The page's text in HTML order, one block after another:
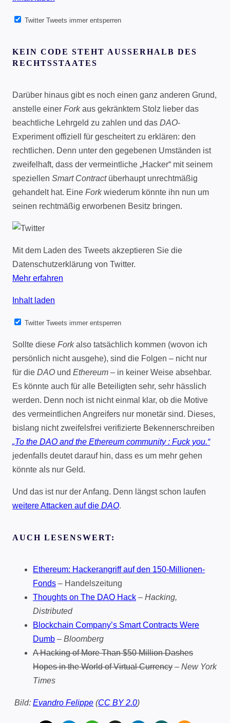
Twitter Tweets immer entsperren
KEIN CODE STEHT AUSSERHALB DES R
ECHTSSTAATES
Darüber hinaus gibt es noch einen ganz anderen Grund,
anstelle einer Forkaus gekränktem Stolz lieber das
beachtliche Lehrgeld zu zahlen und das DAO-
Experiment offiziell für gescheitert zu erklären: den
rechtlichen. Denn unter den gegebenen Umständen ist
zweifelhaft, dass der vermeintliche „Hacker“ mit seinem
speziellen Smart Contractüberhaupt unrechtmäßig
gehandelt hat. Eine Forkwiederum könnte ihn nun um
seinen rechtmäßig erworbenen Besitz bringen.
Mit dem Laden des Tweets akzeptieren Sie die
Datenschutzerklärung von Twitter.
Mehr erfahren
Inhalt laden
Twitter Tweets immer entsperren
Sollte diese Forkalso tatsächlich kommen (wovon ich
persönlich nicht ausgehe), sind die Folgen – nicht nur
für die DAO und Ethereum – in keiner Weise absehbar.
Es könnte auch für alle Beteiligten sehr, sehr hässlich
werden. Denn noch ist nicht einmal klar, ob die Motive
des vermeintlichen Angreifers nur monetär sind. Dieses,
bislang nicht zweifelsfrei verifizierte Bekennerschreiben
„To the DAO and the Ethereum community : Fuck you.“
jedenfalls deutet darauf hin, dass es um mehr gehen
könnte als nur Geld.
Und das ist nur der Anfang. Denn längst schon laufen
weitere Attacken auf die DAO.
AUCH LESENSWERT:
Ethereum: Hackerangriff auf den 150-Millionen-
Fonds – Handelszeitung
Thoughts on The DAO Hack – Hacking,
Distributed
Blockchain Company’s Smart Contracts Were
Dumb – Bloomberg
A Hacking of More Than $50 Million Dashes
Hopes in the World of Virtual Currency – New York
Times
Bild: Evandro Felippe (CC BY 2.0)